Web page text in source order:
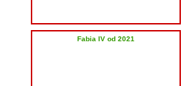
Fabia IV od 2021